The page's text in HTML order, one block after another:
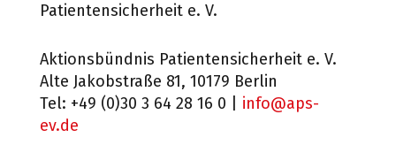
Patientensicherheit e. V.
Aktionsbündnis Patientensicherheit e. V.
Alte Jakobstraße 81, 10179 Berlin
Tel: +49 (0)30 3 64 28 16 0 | info@aps-
ev.de